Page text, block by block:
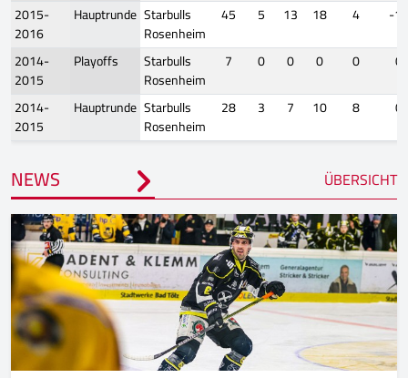
2015-
2016
Hauptrunde Starbulls
Rosenheim
45 5 13 18 4
-10
2014-
2015
Playoffs
Starbulls
Rosenheim
7 0 0 0 0
0
2014-
2015
Hauptrunde Starbulls
Rosenheim
28 3 7 10 8 0
NEWS ÜBERSICHT